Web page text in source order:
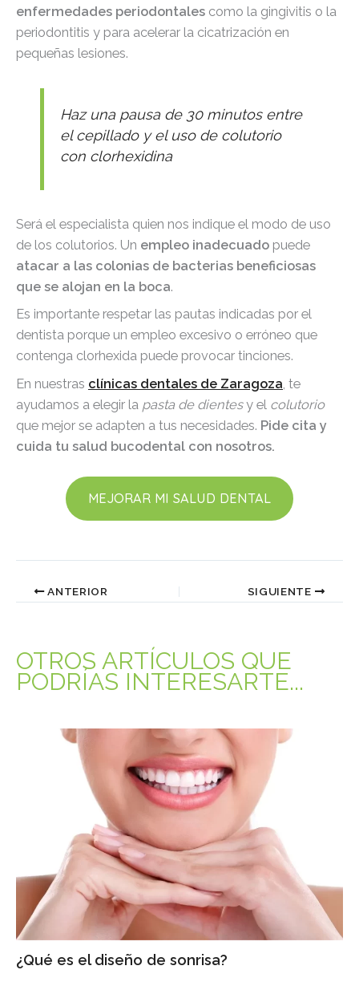
enfermedades periodontales como la gingivitis o la
periodontitis y para acelerar la cicatrización en
pequeñas lesiones.
Haz una pausa de 30 minutos entre
el cepillado y el uso de colutorio
con clorhexidina
Será el especialista quien nos indique el modo de uso
de los colutorios. Un empleo inadecuado puede
atacar a las colonias de bacterias beneficiosas
que se alojan en la boca.
Es importante respetar las pautas indicadas por el
dentista porque un empleo excesivo o erróneo que
contenga clorhexida puede provocar tinciones.
En nuestras clínicas dentales de Zaragoza , te
ayudamos a elegir la pasta de dientesy el colutorio
que mejor se adapten a tus necesidades. Pide cita y
cuida tu salud bucodental con nosotros.
MEJORAR MI SALUD DENTAL
ANTERIOR SIGUIENTE
OTROS ARTÍCULOS QUE
PODRÍAS INTERESARTE...
¿Qué es el diseño de sonrisa?